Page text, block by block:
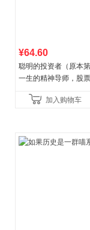
¥64.60
聪明的投资者（原本
一生的精神导师，股票
加入购物车